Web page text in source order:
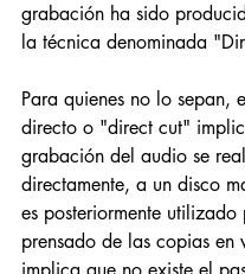
grabación ha sido
la técnica denominada
Para quienes no lo sepan,
directo o "direct cut"
grabación del audio se
directamente, a un disco
es posteriormente utilizado
prensado de las copias en